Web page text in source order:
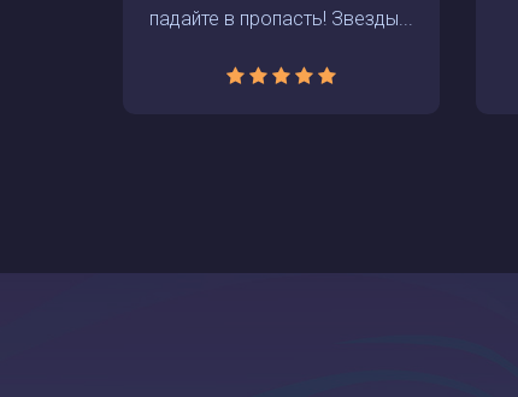
падайте в пропасть! Звезды...